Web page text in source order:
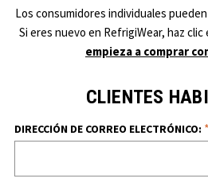
Los consumidores individuales
Si eres nuevo en RefrigiWear, haz
empieza a comprar
CLIENTES
DIRECCIÓN DE CORREO ELECTRÓNICO: *